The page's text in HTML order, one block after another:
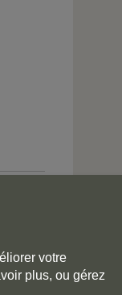
votre
plus, ou gérez